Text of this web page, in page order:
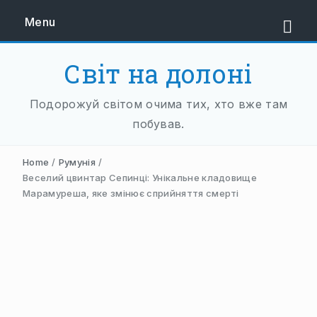
Menu
ЄВРОПА
ЗАХІДНА ЄВРОПА
НІМЕЧЧИНА
Світ на долоні
Подорожуй світом очима тих, хто вже там
побував.
Home / Румунія /
Веселий цвинтар Сепинці: Унікальне кладовище
Марамуреша, яке змінює сприйняття смерті